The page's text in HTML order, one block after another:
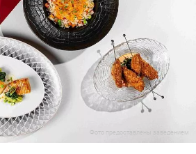
Фото предоставлены заведением